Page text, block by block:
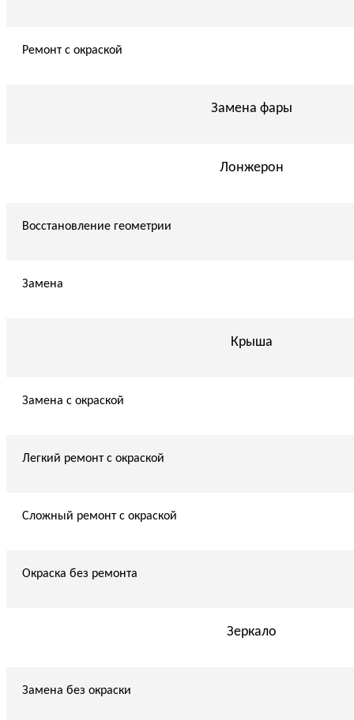
Ремонт с окраской
Замена фары
Лонжерон
Восстановление геометрии
Замена
Крыша
Замена с окраской
Легкий ремонт с окраской
Сложный ремонт с окраской
Окраска без ремонта
Зеркало
Замена без окраски